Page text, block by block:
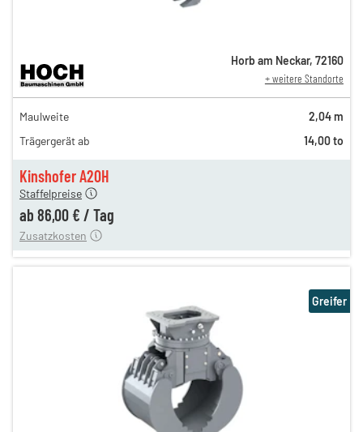
Kinshofer A20H
149,00 €
124,00 €
103,00 €
Staffelpreise
ab 86,00 € / Tag
12,00 €
Zusatzkosten
Horb am Neckar, 72160
+ weitere Standorte
Maulweite
2,04 m
Trägergerät ab
14,00 to
Greifer